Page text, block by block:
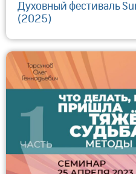
Духовный фестиваль
(2025)